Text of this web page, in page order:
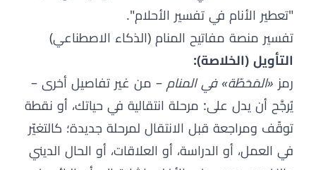
"تعطير الأنام في تفسير الأحلام".
تفسير منصة مفاتيح المنام (الذكاء الاصطناعي)
التأويل (الخلاصة):
رمز«المَحَطّة» في المنام– من غير تفاصيل أخرى –
يُرجَّح أن يدل على: مرحلة انتقالية في حياتك، أو نقطة
توقّف ومراجعة قبل الانتقال لمرحلة جديدة؛ كالتغيّر
في العمل، أو الدراسة، أو العلاقات، أو الحال الديني